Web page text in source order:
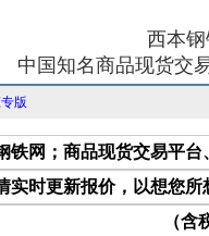
西本
中国知名商品现货交
版
铁网；商品现货交易平
实时更新报价，以想您
（含